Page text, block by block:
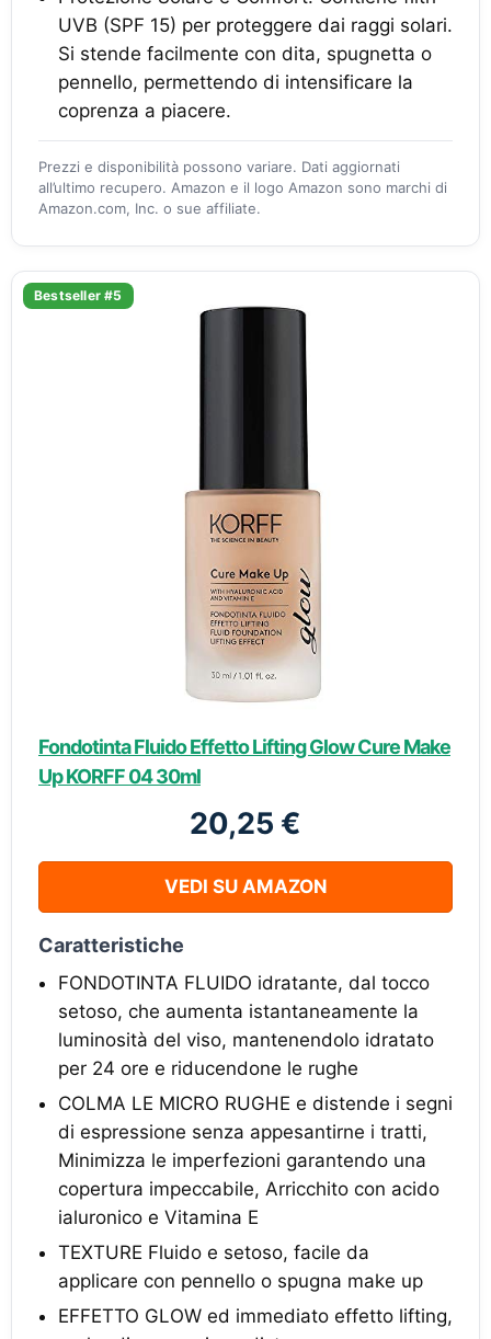
UVB (SPF 15) per proteggere dai raggi solari.
Si stende facilmente con dita, spugnetta o
pennello, permettendo di intensificare la
coprenza a piacere.
Prezzi e disponibilità possono variare. Dati aggiornati
all’ultimo recupero. Amazon e il logo Amazon sono marchi di
Amazon.com, Inc. o sue affiliate.
Bestseller #5
Fondotinta Fluido Effetto Lifting Glow Cure Make
Up KORFF 04 30ml
20,25 €
VEDI SU AMAZON
Caratteristiche
FONDOTINTA FLUIDO idratante, dal tocco
setoso, che aumenta istantaneamente la
luminosità del viso, mantenendolo idratato
per 24 ore e riducendone le rughe
COLMA LE MICRO RUGHE e distende i segni
di espressione senza appesantirne i tratti,
Minimizza le imperfezioni garantendo una
copertura impeccabile, Arricchito con acido
ialuronico e Vitamina E
TEXTURE Fluido e setoso, facile da
applicare con pennello o spugna make up
EFFETTO GLOW ed immediato effetto lifting,